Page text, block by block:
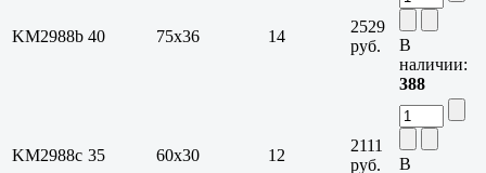
KM2988b 40 75х36 14
2529
руб.
В
наличии:
388
KM2988c 35 60х30 12
2111
руб.
В